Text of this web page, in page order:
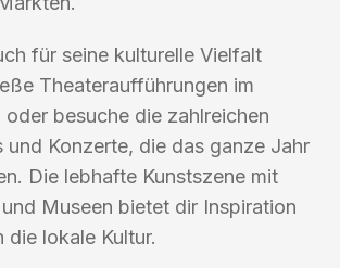
für seine kulturelle Vielfalt
Theateraufführungen im
oder besuche die zahlreichen
und Konzerte, die das ganze Jahr
Die lebhafte Kunstszene mit
Museen bietet dir Inspiration
die lokale Kultur.